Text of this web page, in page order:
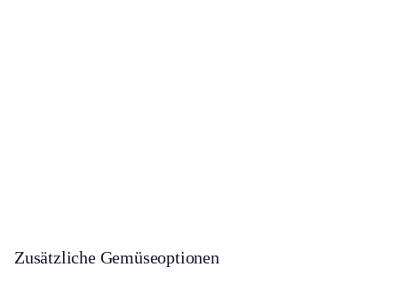
Zusätzliche Gemüseoptionen